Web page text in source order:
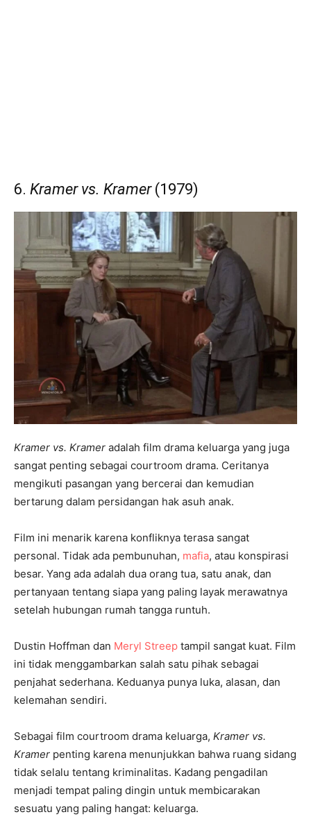
6. Kramer vs. Kramer(1979)
Kramer vs. Kramer adalah film drama keluarga yang juga
sangat penting sebagai courtroom drama. Ceritanya
mengikuti pasangan yang bercerai dan kemudian
bertarung dalam persidangan hak asuh anak.
Film ini menarik karena konfliknya terasa sangat
personal. Tidak ada pembunuhan, mafia, atau konspirasi
besar. Yang ada adalah dua orang tua, satu anak, dan
pertanyaan tentang siapa yang paling layak merawatnya
setelah hubungan rumah tangga runtuh.
Dustin Hoffman dan Meryl Streep tampil sangat kuat. Film
ini tidak menggambarkan salah satu pihak sebagai
penjahat sederhana. Keduanya punya luka, alasan, dan
kelemahan sendiri.
Sebagai film courtroom drama keluarga, Kramer vs.
Kramer penting karena menunjukkan bahwa ruang sidang
tidak selalu tentang kriminalitas. Kadang pengadilan
menjadi tempat paling dingin untuk membicarakan
sesuatu yang paling hangat: keluarga.